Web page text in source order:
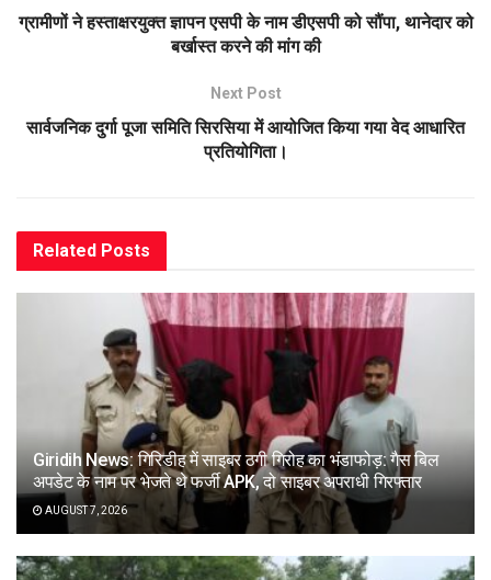
ग्रामीणों ने हस्ताक्षरयुक्त ज्ञापन एसपी के नाम डीएसपी को सौंपा, थानेदार को
बर्खास्त करने की मांग की
Next Post
सार्वजनिक दुर्गा पूजा समिति सिरसिया में आयोजित किया गया वेद आधारित
प्रतियोगिता।
Related Posts
Giridih News: गिरिडीह में साइबर ठगी गिरोह का भंडाफोड़: गैस बिल
अपडेट के नाम पर भेजते थे फर्जी APK, दो साइबर अपराधी गिरफ्तार
AUGUST 7, 2026